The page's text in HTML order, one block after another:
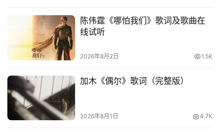
陈伟霆《哪怕我们》歌词及歌曲在
线试听
2026年8月2日 1.5K
加木《偶尔》歌词（完整版）
2026年8月1日 4.7K